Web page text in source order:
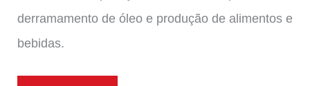
derramamento de óleo e produção de alimentos e
bebidas.